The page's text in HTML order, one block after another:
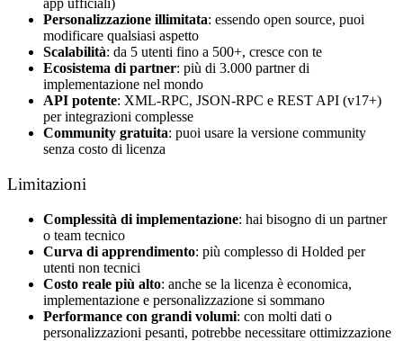
app ufficiali)
Personalizzazione illimitata: essendo open source, puoi
modificare qualsiasi aspetto
Scalabilità: da 5 utenti fino a 500+, cresce con te
Ecosistema di partner: più di 3.000 partner di
implementazione nel mondo
API potente: XML-RPC, JSON-RPC e REST API (v17+)
per integrazioni complesse
Community gratuita: puoi usare la versione community
senza costo di licenza
Limitazioni
Complessità di implementazione: hai bisogno di un partner
o team tecnico
Curva di apprendimento: più complesso di Holded per
utenti non tecnici
Costo reale più alto: anche se la licenza è economica,
implementazione e personalizzazione si sommano
Performance con grandi volumi: con molti dati o
personalizzazioni pesanti, potrebbe necessitare ottimizzazione